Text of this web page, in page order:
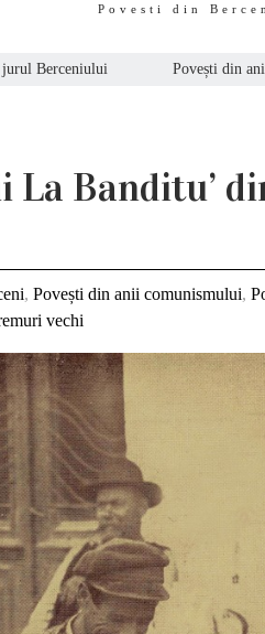
Povesti din
Berceniului Povești din
La Banditu’
,Povești din anii comunismului,
vechi